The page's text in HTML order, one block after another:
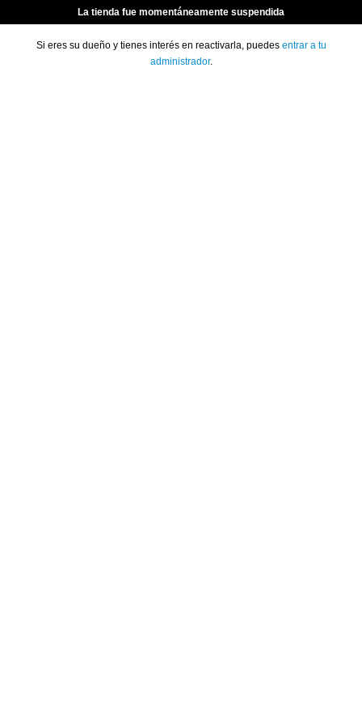
La tienda fue momentáneamente suspendida
Si eres su dueño y tienes interés en reactivarla, puedes entrar a tu
administrador.